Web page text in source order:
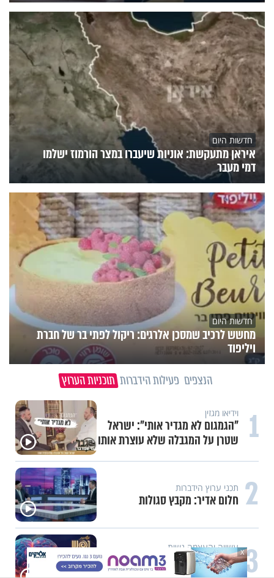
חדשות היום
איראן מתעקשת: אוניות שיעברו במצר הורמוז ישלמו
דמי מעבר
חדשות היום
מחשש לרכיב שמסכן אלרגים: ריקול לפתי בר של חברת
ויליפוד
הנצפים פעילות הידברות תוכניות הערוץ
1 וידיאו מגזין
"הגמגום לא מגדיר אותי": ישראל
שטרן על המגבלה שלא עוצרת אותו
2 תכני ערוץ הידברות
חלום אדיר: מקבץ סגולות
3 עשייה והעצמה נשית
משיבת נפש: הגבול הדק שבין חוסר X